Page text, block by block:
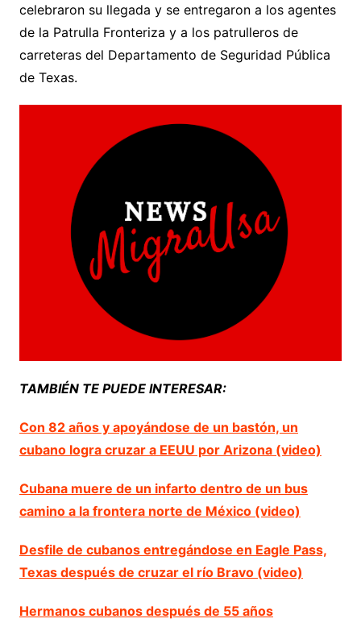
celebraron su llegada y se entregaron a los agentes
de la Patrulla Fronteriza y a los patrulleros de
carreteras del Departamento de Seguridad Pública
de Texas.
TAMBIÉN TE PUEDE INTERESAR:
Con 82 años y apoyándose de un bastón, un
cubano logra cruzar a EEUU por Arizona (video)
Cubana muere de un infarto dentro de un bus
camino a la frontera norte de México (video)
Desfile de cubanos entregándose en Eagle Pass,
Texas después de cruzar el río Bravo (video)
Hermanos cubanos después de 55 años